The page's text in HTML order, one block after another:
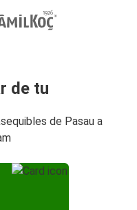
de tu
de Pasau a